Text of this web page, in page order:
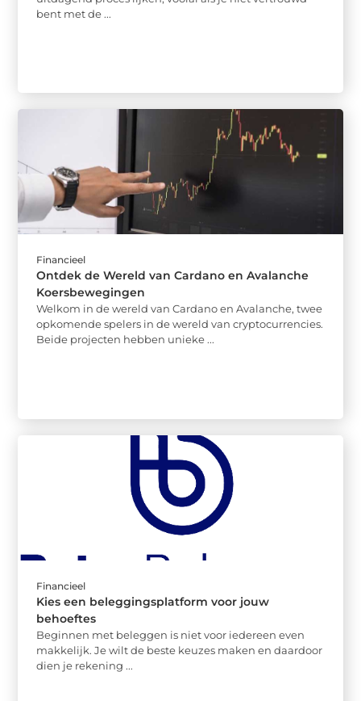
bent met de ...
Financieel
Ontdek de Wereld van Cardano en Avalanche
Koersbewegingen
Welkom in de wereld van Cardano en Avalanche, twee
opkomende spelers in de wereld van cryptocurrencies.
Beide projecten hebben unieke ...
Financieel
Kies een beleggingsplatform voor jouw
behoeftes
Beginnen met beleggen is niet voor iedereen even
makkelijk. Je wilt de beste keuzes maken en daardoor
dien je rekening ...